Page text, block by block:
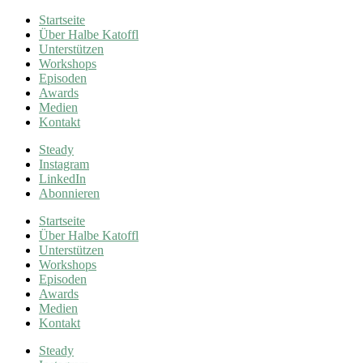
Startseite
Über Halbe Katoffl
Unterstützen
Workshops
Episoden
Awards
Medien
Kontakt
Steady
Instagram
LinkedIn
Abonnieren
Startseite
Über Halbe Katoffl
Unterstützen
Workshops
Episoden
Awards
Medien
Kontakt
Steady